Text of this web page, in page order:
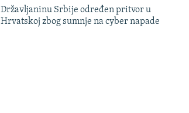
Državljaninu Srbije određen pritvor u
Hrvatskoj zbog sumnje na cyber napade